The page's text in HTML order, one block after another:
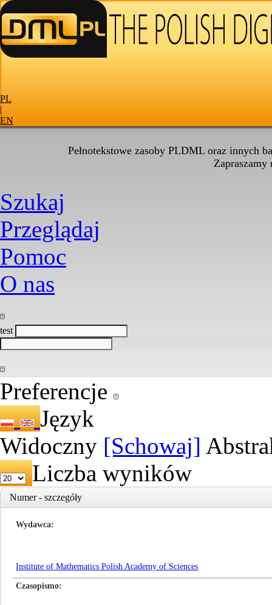
PL
|
EN
Pełnotekstowe zasoby PLDML oraz innych
Zapraszamy
Szukaj
Przeglądaj
Pomoc
O nas
test
Preferencje
Język
Widoczny [Schowaj]
Liczba wyników
Numer - szczegóły
Wydawca
Institute of Mathematics Polish Academy of Sciences
Czasopismo